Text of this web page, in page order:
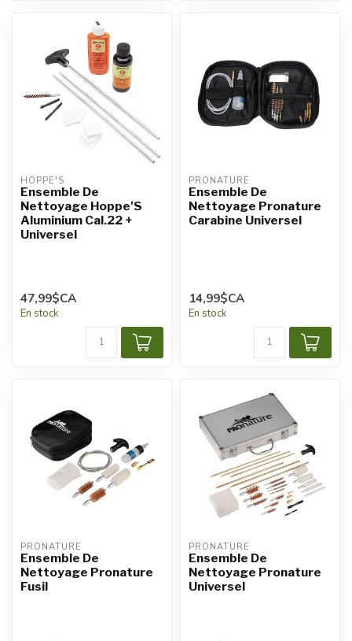
HOPPE'S
Ensemble De
Nettoyage Hoppe'S
Aluminium Cal.22 +
Universel
47,99$CA
En stock
PRONATURE
Ensemble De
Nettoyage Pronature
Carabine Universel
14,99$CA
En stock
PRONATURE
Ensemble De
Nettoyage Pronature
Fusil
PRONATURE
Ensemble De
Nettoyage Pronature
Universel